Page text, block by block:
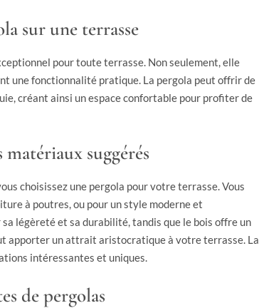
sur une terrasse
pour toute terrasse. Non seulement, elle
une fonctionnalité pratique. La pergola peut offrir de
créant ainsi un espace confortable pour profiter de
suggérés
choisissez une pergola pour votre terrasse. Vous
à poutres, ou pour un style moderne et
légèreté et sa durabilité, tandis que le bois offre un
apporter un attrait aristocratique à votre terrasse. La
intéressantes et uniques.
de pergolas